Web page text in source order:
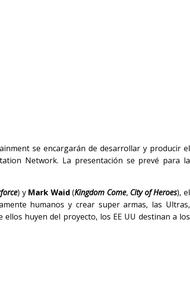
se encargarán de desarrollar y producir el
Network. La presentación se prevé para la
) y Mark Waid(Kingdom Come, City of Heroes), el
humanos y crear super armas, las Ultras,
huyen del proyecto, los EE UU destinan a los